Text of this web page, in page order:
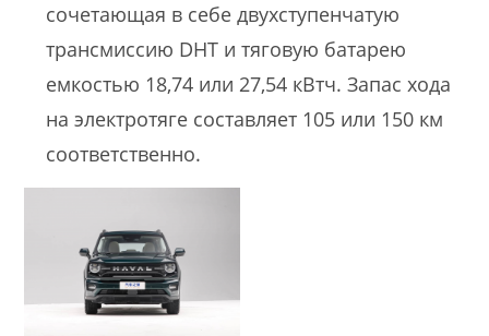
сочетающая в себе двухступенчатую
трансмиссию DHT и тяговую батарею
емкостью 18,74 или 27,54 кВтч. Запас хода
на электротяге составляет 105 или 150 км
соответственно.